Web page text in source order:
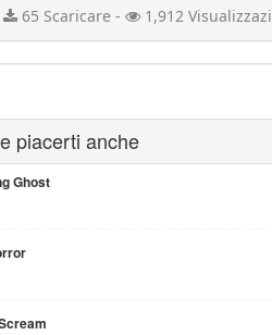
65 Scaricare - 1,912
piacerti anche
Ghost